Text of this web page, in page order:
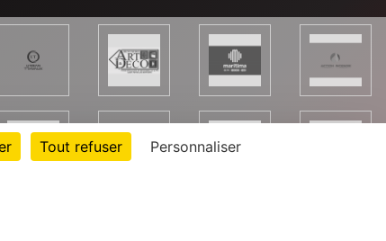
Tout refuser Personnaliser